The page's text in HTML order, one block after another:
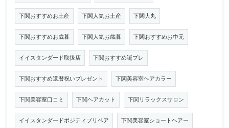
下関おすすめお土産 下関人気お土産 下関大丸
下関おすすめお歳暮 下関人気お歳暮 下関おすすめお中元
イイスタンダード取扱店 下関おすすめ誕プレ
下関おすすめ還暦祝いプレゼント 下関美容室ヘアカラー
下関美容室口コミ 下関ヘアカット 下関リラックスサロン
イイスタンダードポジティブリペア 下関美容室ショートヘアー